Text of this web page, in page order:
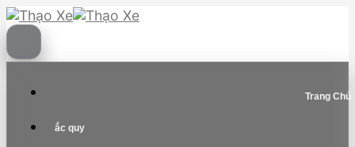
Skip
to
content
Trang Chủ
ắc quy